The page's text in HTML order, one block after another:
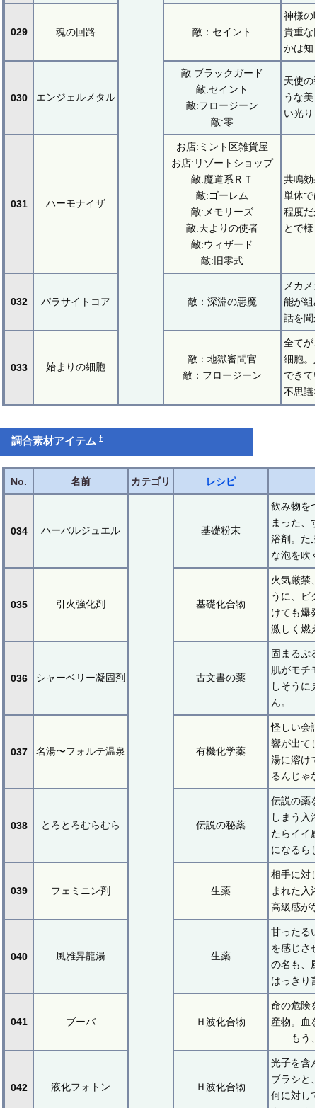
029 魂の回路 敵：セイント
神様の
貴重な
かは知
030 エンジェルメタル
敵:ブラックガード
敵:セイント
敵:フロージーン
敵:零
天使の
うな美
い光り
031 ハーモナイザ
お店:ミント区雑貨屋
お店:リゾートショップ
敵:魔道系ＲＴ
敵:ゴーレム
敵:メモリーズ
敵:天よりの使者
敵:ウィザード
敵:旧零式
共鳴効
単体で
程度だ
とで様
032 パラサイトコア 敵：深淵の悪魔
メカメ
能が組
話を聞
033 始まりの細胞
敵：地獄審問官
敵：フロージーン
全てが
細胞。
できて
不思議
調合素材アイテム†
No. 名前 カテゴリ レシピ
034 ハーバルジュエル 基礎粉末
飲み物を
まった、
浴剤。た
な泡を吹
035 引火強化剤 基礎化合物
火気厳禁
うに、ビ
けても爆
激しく燃
036 シャーベリー凝固剤 古文書の薬
固まるぷ
肌がモチ
しそうに
ん。
037 名湯〜フォルテ温泉 有機化学薬
怪しい会
響が出て
湯に溶け
るんじゃ
038 とろとろむらむら 伝説の秘薬
伝説の薬
しまう入
たらイイ
になるら
039 フェミニン剤 生薬
相手に対
まれた入
高級感が
040 風雅昇龍湯 生薬
甘ったる
を感じさ
の名も、
はっきり
041 ブーバ Ｈ波化合物
命の危険
産物。血
……もう
042 液化フォトン Ｈ波化合物
光子を含
ブラシと
何に対し